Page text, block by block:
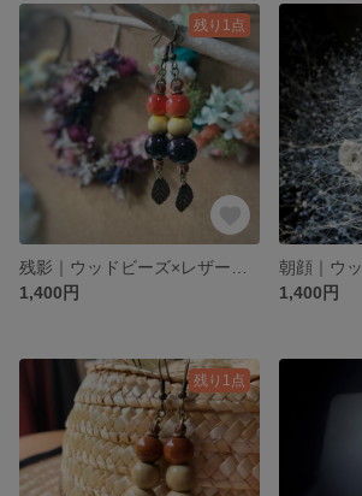
残り1点
1,400円
1,400円
残り1点